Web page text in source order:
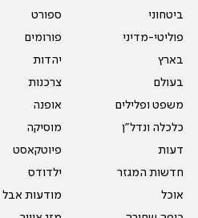
ביטחוני
פוליטי-מדיני
בארץ
בעולם
משפט ופלילים
כלכלה ונדל"ן
דעות
חדשות המגזר
אוכל
ספורט
פורומים
יהדות
צרכנות
אופנה
מוסיקה
פיוטקאסט
ילדודס
מודעות אבל